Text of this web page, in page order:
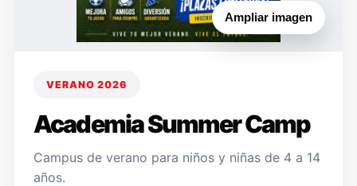
Ampliar imagen
VERANO 2026
Academia Summer Camp
Campus de verano para niños y niñas de 4 a 14
años.